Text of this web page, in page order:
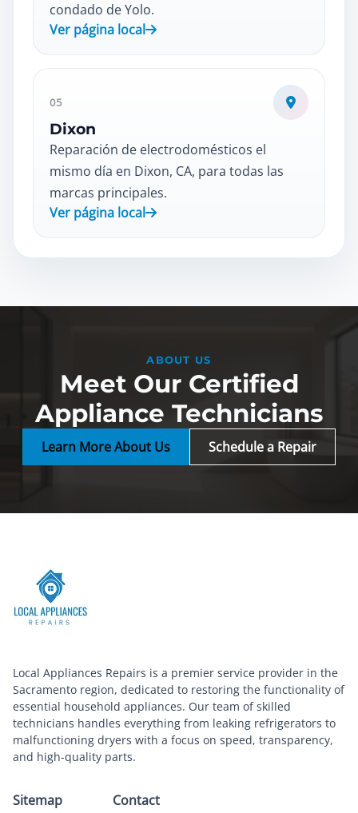
condado de Yolo.
Ver página local
05
Dixon
Reparación de electrodomésticos el
mismo día en Dixon, CA, para todas las
marcas principales.
Ver página local
ABOUT US
Meet Our Certified
Appliance Technicians
Learn More About Us Schedule a Repair
Local Appliances Repairs is a premier service provider in the
Sacramento region, dedicated to restoring the functionality of
essential household appliances. Our team of skilled
technicians handles everything from leaking refrigerators to
malfunctioning dryers with a focus on speed, transparency,
and high-quality parts.
Sitemap Contact